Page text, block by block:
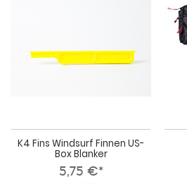
K4 Fins Windsurf Finnen US-
Box Blanker
5,75 €*
Blanker